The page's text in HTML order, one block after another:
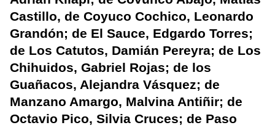
Castillo, de Coyuco Cochico, Leonardo
Grandón; de El Sauce, Edgardo Torres;
de Los Catutos, Damián Pereyra; de Los
Chihuidos, Gabriel Rojas; de los
Guañacos, Alejandra Vásquez; de
Manzano Amargo, Malvina Antiñir; de
Octavio Pico, Silvia Cruces; de Paso